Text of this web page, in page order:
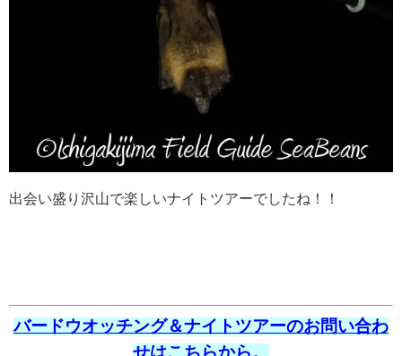
出会い盛り沢山で楽しいナイトツアーでしたね！！
バードウオッチング＆ナイトツアーのお問い合わ
せはこちらから。